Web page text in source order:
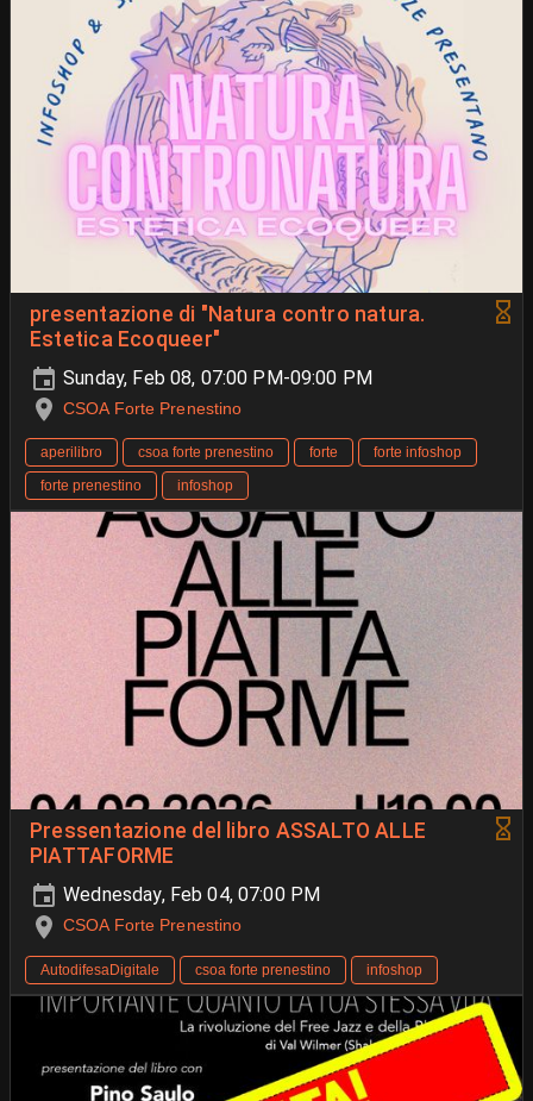
presentazione di "Natura contro natura.
Estetica Ecoqueer"
Sunday, Feb 08, 07:00 PM-09:00 PM
CSOA Forte Prenestino
aperilibro csoa forte prenestino forte
forte infoshop
forte prenestino
infoshop
Pressentazione del libro ASSALTO ALLE
PIATTAFORME
Wednesday, Feb 04, 07:00 PM
CSOA Forte Prenestino
AutodifesaDigitale csoa forte prenestino infoshop